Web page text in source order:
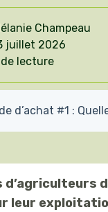
Champeau
juillet 2026
lecture
d’achat #1 :
d’agriculteurs
leur